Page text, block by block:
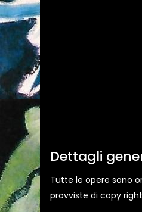
Dettagli
Tutte le opere sono
provviste di copy